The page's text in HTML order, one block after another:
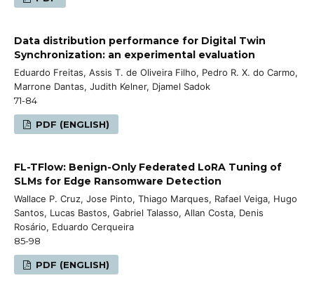
Data distribution performance for Digital Twin
Synchronization: an experimental evaluation
Eduardo Freitas, Assis T. de Oliveira Filho, Pedro R. X. do Carmo,
Marrone Dantas, Judith Kelner, Djamel Sadok
71-84
PDF (ENGLISH)
FL-TFlow: Benign-Only Federated LoRA Tuning of
SLMs for Edge Ransomware Detection
Wallace P. Cruz, Jose Pinto, Thiago Marques, Rafael Veiga, Hugo
Santos, Lucas Bastos, Gabriel Talasso, Allan Costa, Denis
Rosário, Eduardo Cerqueira
85-98
PDF (ENGLISH)